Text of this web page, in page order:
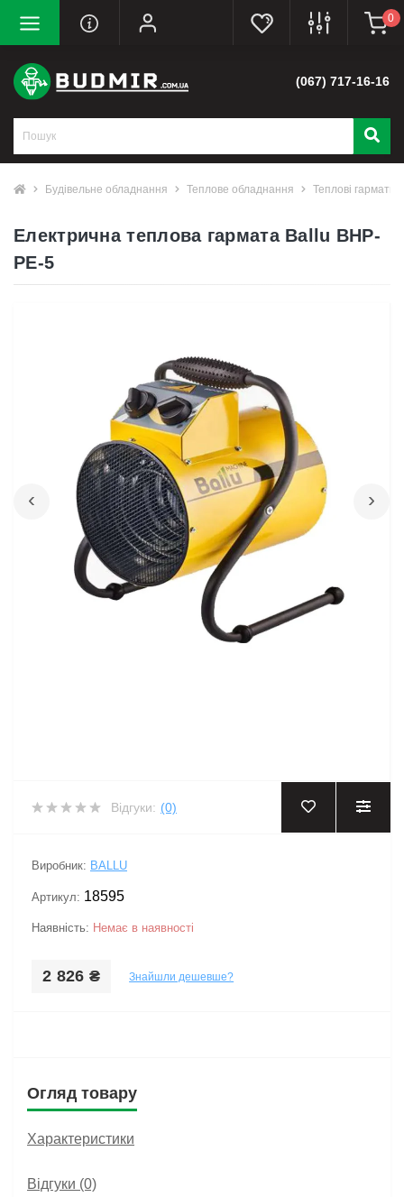
0
(067) 717-16-16
Будівельне обладнання Теплове обладнання Теплові гармати
Електрична теплова гармата Ballu BHP-
PE-5
‹ ›
Відгуки: (0)
Виробник: BALLU
Артикул: 18595
Наявність: Немає в наявності
2 826 ₴ Знайшли дешевше?
Огляд товару
Характеристики
Відгуки (0)